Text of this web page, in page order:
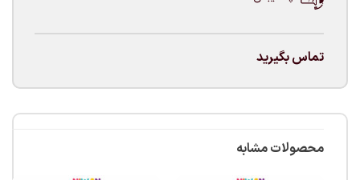
تماس بگیرید
محصولات مشابه